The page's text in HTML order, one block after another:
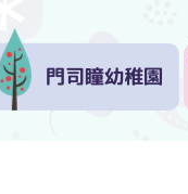
門司瞳幼稚園